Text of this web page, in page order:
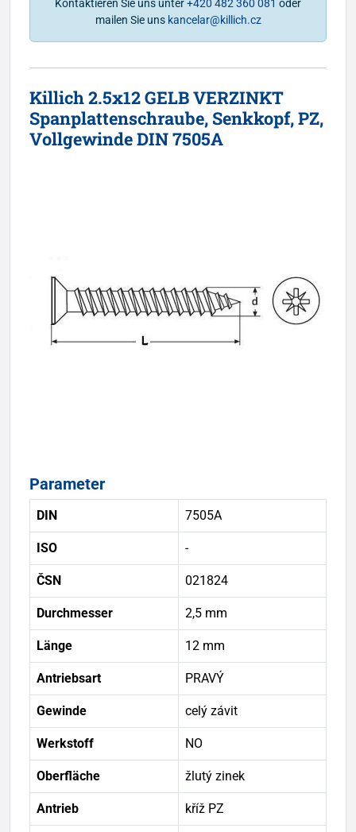
Kontaktieren Sie uns unter+420 482 360 081 oder
mailen Sie uns kancelar@killich.cz
Killich 2.5x12 GELB VERZINKT
Spanplattenschraube, Senkkopf, PZ,
Vollgewinde DIN 7505A
Parameter
DIN 7505A
ISO -
ČSN 021824
Durchmesser 2,5 mm
Länge 12 mm
Antriebsart PRAVÝ
Gewinde celý závit
Werkstoff NO
Oberfläche žlutý zinek
Antrieb kříž PZ